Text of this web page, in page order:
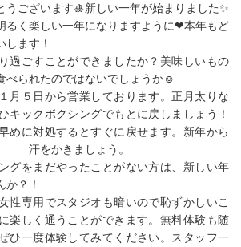
ございます🎍新しい一年が始まりました✨️
く楽しい一年になりますように❤本年もど
します！
過ごすことができましたか？美味しいもの
べられたのではないでしょうか☺
月５日から営業しております。正月太りな
キックボクシングでもとに戻しましょう！
めに対処するとすぐに戻せます。新年から
汗をかきましょう。
グをまだやったことがない方は、新しい年
か？！
性専用でスタジオも暗いので恥ずかしいこ
楽しく通うことができます。無料体験も随
ひ一度体験してみてください。スタッフ一